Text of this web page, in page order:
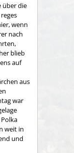
über die
wenn
nach
blieb
auf
aus
war
weit in
und